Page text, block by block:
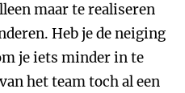
maar te realiseren
Heb je de neiging
je iets minder in te
het team toch al een